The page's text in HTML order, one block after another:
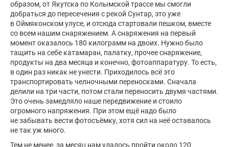
образом, от Якутска по Колымской трассе мы смогли
добраться до пересечения с рекой Сунтар, это уже
в Оймяконском улусе, и отсюда стартовали пешком, вместе
со всем нашим снаряжением. А снаряжения на первый
момент оказалось 180 килограмм на двоих. Нужно было
тащить на себе катамаран, палатку, прочее снаряжение,
продукты на два месяца и конечно, фотоаппаратуру. То есть,
в один раз никак не унести. Приходилось всё это
транспортировать челночными переносками. Сначала
делили на три части, потом стали переносить двумя частями.
Это очень замедляло наше передвижение и стоило
огромного напряжения. При этом ещё надо было
не забывать вести фотосъёмку, хотя сил на неё оставалось
не так уж много.
Тем не менее, за месяц нам удалось пройти около 120